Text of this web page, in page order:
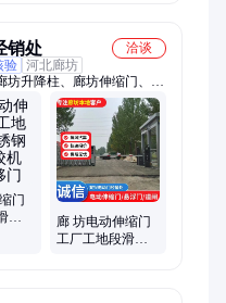
销处
洽谈
验 河北廊坊
坊升降柱、廊坊伸缩门、廊
别、廊坊车牌自动、廊坊道
统
门
门
廊 坊电动伸缩门
工厂工地段滑门